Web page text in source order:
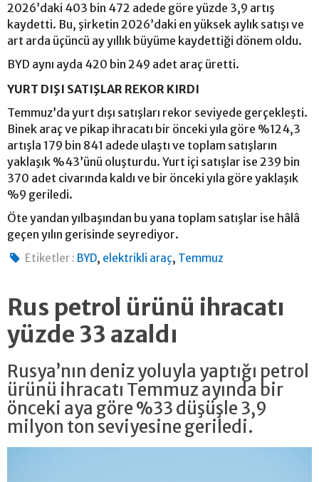
2026’daki 403 bin 472 adede göre yüzde 3,9 artış
kaydetti. Bu, şirketin 2026’daki en yüksek aylık satışı ve
art arda üçüncü ay yıllık büyüme kaydettiği dönem oldu.
BYD aynı ayda 420 bin 249 adet araç üretti.
YURT DIŞI SATIŞLAR REKOR KIRDI
Temmuz’da yurt dışı satışları rekor seviyede gerçekleşti.
Binek araç ve pikap ihracatı bir önceki yıla göre %124,3
artışla 179 bin 841 adede ulaştı ve toplam satışların
yaklaşık %43’ünü oluşturdu. Yurt içi satışlar ise 239 bin
370 adet civarında kaldı ve bir önceki yıla göre yaklaşık
%9 geriledi.
Öte yandan yılbaşından bu yana toplam satışlar ise hâlâ
geçen yılın gerisinde seyrediyor.
Etiketler : BYD, elektrikli araç, Temmuz
Rus petrol ürünü ihracatı
yüzde 33 azaldı
Rusya’nın deniz yoluyla yaptığı petrol
ürünü ihracatı Temmuz ayında bir
önceki aya göre %33 düşüşle 3,9
milyon ton seviyesine geriledi.